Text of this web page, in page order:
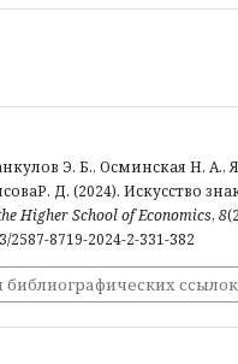
Э. Б., Осминская Н. А.,
Д. (2024). Искусство
Higher School of Economics, 8
2587-8719-2024-2-331-382
ссылок